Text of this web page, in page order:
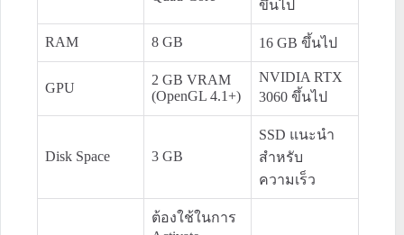
ขึ้นไป
RAM 8 GB 16 GB ขึ้นไป
GPU
2 GB VRAM
(OpenGL 4.1+)
NVIDIA RTX
3060 ขึ้นไป
Disk Space 3 GB
SSD แนะนำ
สำหรับ
ความเร็ว
ต้องใช้ในการ